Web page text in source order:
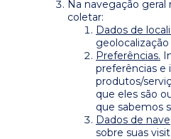
Na navegação geral
coletar:
Dados de
Preferências.
preferências e
produtos/
que eles são
que sabemos
Dados de
sobre suas